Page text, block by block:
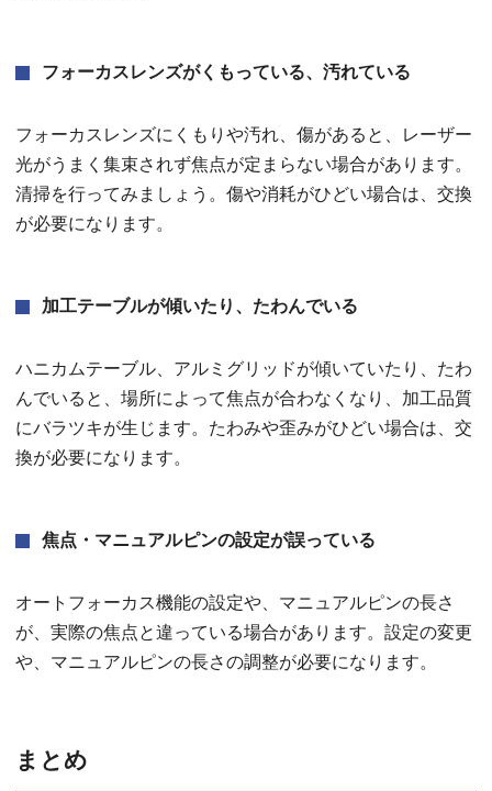
フォーカスレンズがくもっている、汚れている
フォーカスレンズにくもりや汚れ、傷があると、レーザー
光がうまく集束されず焦点が定まらない場合があります。
清掃を行ってみましょう。傷や消耗がひどい場合は、交換
が必要になります。
加工テーブルが傾いたり、たわんでいる
ハニカムテーブル、アルミグリッドが傾いていたり、たわ
んでいると、場所によって焦点が合わなくなり、加工品質
にバラツキが生じます。たわみや歪みがひどい場合は、交
換が必要になります。
焦点・マニュアルピンの設定が誤っている
オートフォーカス機能の設定や、マニュアルピンの長さ
が、実際の焦点と違っている場合があります。設定の変更
や、マニュアルピンの長さの調整が必要になります。
まとめ